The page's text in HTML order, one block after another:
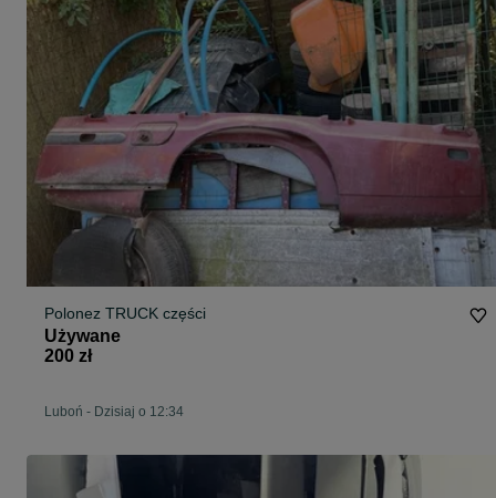
Polonez TRUCK części
Używane
200 zł
Luboń - Dzisiaj o 12:34